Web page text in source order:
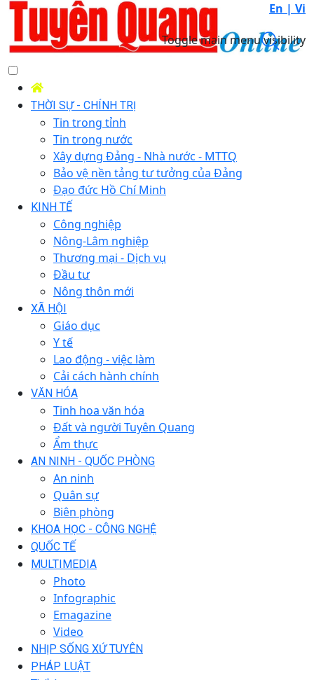
En | Vi
Toggle main menu visibility
THỜI SỰ - CHÍNH TRỊ
Tin trong tỉnh
Tin trong nước
Xây dựng Đảng - Nhà nước - MTTQ
Bảo vệ nền tảng tư tưởng của Đảng
Đạo đức Hồ Chí Minh
KINH TẾ
Công nghiệp
Nông-Lâm nghiệp
Thương mại - Dịch vụ
Đầu tư
Nông thôn mới
XÃ HỘI
Giáo dục
Y tế
Lao động - việc làm
Cải cách hành chính
VĂN HÓA
Tinh hoa văn hóa
Đất và người Tuyên Quang
Ẩm thực
AN NINH - QUỐC PHÒNG
An ninh
Quân sự
Biên phòng
KHOA HỌC - CÔNG NGHỆ
QUỐC TẾ
MULTIMEDIA
Photo
Infographic
Emagazine
Video
NHỊP SỐNG XỨ TUYÊN
PHÁP LUẬT